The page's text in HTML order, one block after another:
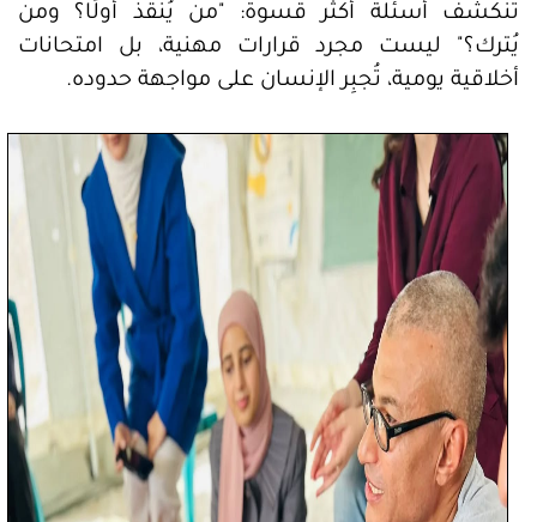
تنكشف أسئلة أكثر قسوة: "من يُنقذ أولًا؟ ومن
يُترك؟" ليست مجرد قرارات مهنية، بل امتحانات
أخلاقية يومية، تُجبِر الإنسان على مواجهة حدوده.